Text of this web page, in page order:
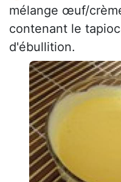
mélange œuf/
contenant le
d'ébullition.